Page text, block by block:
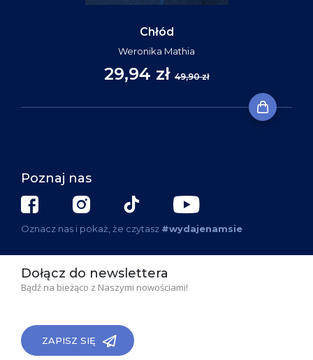
Chłód
Weronika Mathia
29,94 zł 49,90 zł
Poznaj nas
Oznacz nas i pokaż, że czytasz #wydajenamsie
Dołącz do newslettera
Bądź na bieżąco z Naszymi nowościami!
ZAPISZ SIĘ